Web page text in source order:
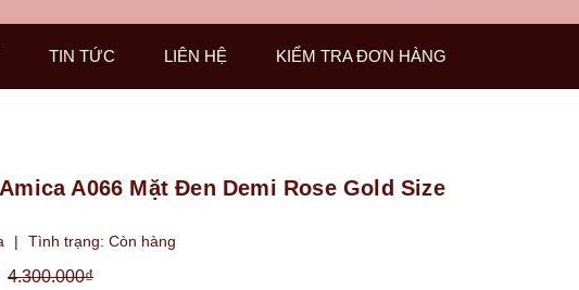
TIN TỨC LIÊN HỆ KIỂM TRA ĐƠN HÀNG
A066 Mặt Đen Demi Rose Gold Size
| Tình trạng: Còn hàng
4.300.000₫